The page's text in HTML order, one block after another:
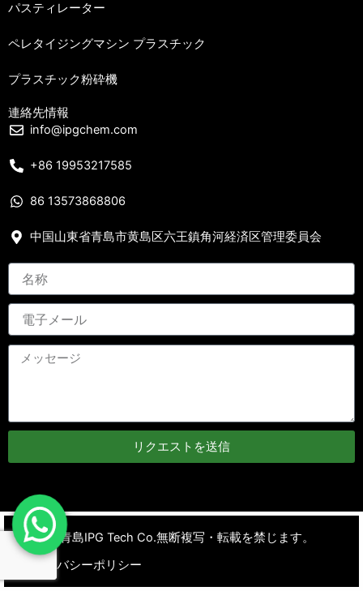
パスティレーター
ペレタイジングマシン プラスチック
プラスチック粉砕機
連絡先情報
info@ipgchem.com
+86 19953217585
86 13573868806
中国山東省青島市黄島区六王鎮角河経済区管理委員会
リクエストを送信
著作権 青島IPG Tech Co.無断複写・転載を禁じます。
プライバシーポリシー